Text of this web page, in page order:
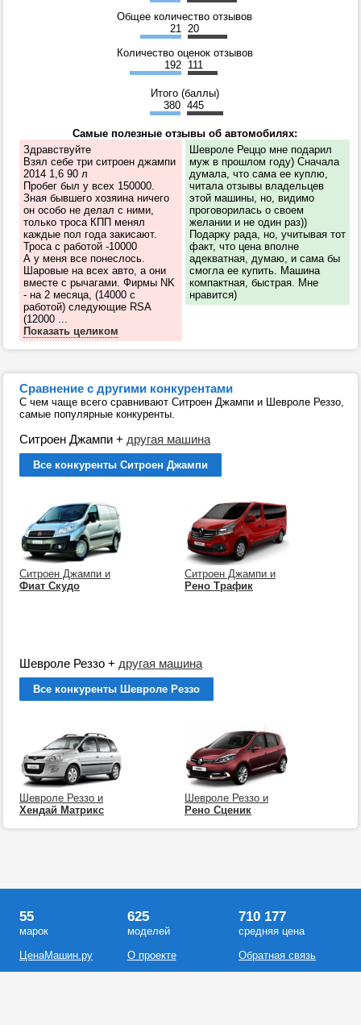
Общее количество отзывов
21 20
Количество оценок отзывов
192 111
Итого (баллы)
380 445
Самые полезные отзывы об автомобилях:
Здравствуйте
Взял себе три ситроен джампи
2014 1,6 90 л
Пробег был у всех 150000.
Зная бывшего хозяина ничего
он особо не делал с ними,
только троса КПП менял
каждые пол года закисают.
Троса с работой -10000
А у меня все понеслось.
Шаровые на всех авто, а они
вместе с рычагами. Фирмы NK
- на 2 месяца, (14000 с
работой) следующие RSA
(12000 ...
Показать целиком
Шевроле Реццо мне подарил
муж в прошлом году) Сначала
думала, что сама ее куплю,
читала отзывы владельцев
этой машины, но, видимо
проговорилась о своем
желании и не один раз))
Подарку рада, но, учитывая тот
факт, что цена вполне
адекватная, думаю, и сама бы
смогла ее купить. Машина
компактная, быстрая. Мне
нравится)
Сравнение с другими конкурентами
С чем чаще всего сравнивают Ситроен Джампи и Шевроле Реззо,
самые популярные конкуренты.
Ситроен Джампи + другая машина
Все конкуренты Ситроен Джампи
Ситроен Джампи и
Фиат Скудо
Ситроен Джампи и
Рено Трафик
Шевроле Реззо + другая машина
Все конкуренты Шевроле Реззо
Шевроле Реззо и
Хендай Матрикс
Шевроле Реззо и
Рено Сценик
55
марок
ЦенаМашин.ру
625
моделей
О проекте
710 177
средняя цена
Обратная связь